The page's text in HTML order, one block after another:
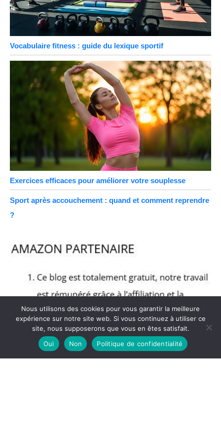
Vocabulaire fitness : guide du lexique sportif
Exercices efficaces pour améliorer votre souplesse
Sport après accouchement : quand et comment reprendre
?
Nous utilisons des cookies pour vous garantir la meilleure
expérience sur notre site web. Si vous continuez à utiliser ce
site, nous supposerons que vous en êtes satisfait.
Oui
Non Politique de confidentialité